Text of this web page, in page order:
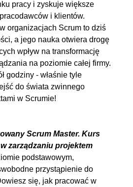
w praktyce 00:20:54
Scrum
00:12:47
00:08:07
00:16:22
i
Scrum
00:10:13
Scrum
00:08:02
pracy i zyskuje większe
i klientów.
organizacjach Scrum to dziś
a jego nauka otwiera drogę
wpływ na transformację
na poziomie całej firmy.
godziny - właśnie tyle
do świata zwinnego
w Scrumie!
Scrum Master. Kurs
zarządzaniu projektem
podstawowym,
przystąpienie do
się, jak pracować w